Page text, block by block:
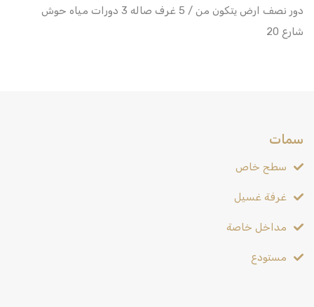
دور نصف ارض يتكون من / 5 غرف صاله 3 دورات مياه حوش
شارع 20
سمات
سطح خاص
غرفة غسيل
مداخل خاصة
مستودع